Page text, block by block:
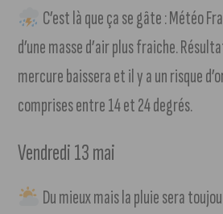
C’est là que ça se gâte : Météo
d’une masse d’air plus fraiche.
mercure baissera et il y a un risque
comprises entre 14 et 24 degrés.
Vendredi 13 mai
Du mieux mais la pluie sera